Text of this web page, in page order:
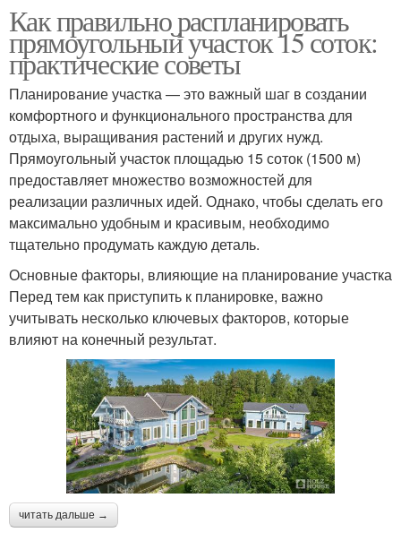
Как правильно распланировать
прямоугольный участок 15 соток:
практические советы
Планирование участка — это важный шаг в создании
комфортного и функционального пространства для
отдыха, выращивания растений и других нужд.
Прямоугольный участок площадью 15 соток (1500 м)
предоставляет множество возможностей для
реализации различных идей. Однако, чтобы сделать его
максимально удобным и красивым, необходимо
тщательно продумать каждую деталь.
Основные факторы, влияющие на планирование участка
Перед тем как приступить к планировке, важно
учитывать несколько ключевых факторов, которые
влияют на конечный результат.
читать дальше →